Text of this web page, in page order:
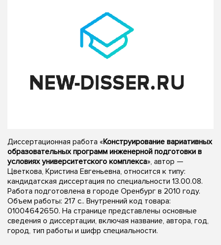
Диссертационная работа «Конструирование вариативных
образовательных программ инженерной подготовки в
условиях университетского комплекса», автор —
Цветкова, Кристина Евгеньевна, относится к типу:
кандидатская диссертация по специальности 13.00.08.
Работа подготовлена в городе Оренбург в 2010 году.
Объем работы: 217 с.. Внутренний код товара:
01004642650. На странице представлены основные
сведения о диссертации, включая название, автора, год,
город, тип работы и шифр специальности.